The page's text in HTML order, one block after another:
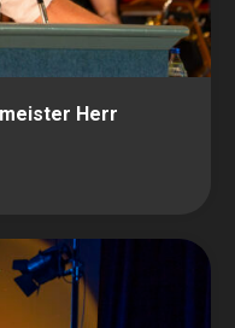
Herr